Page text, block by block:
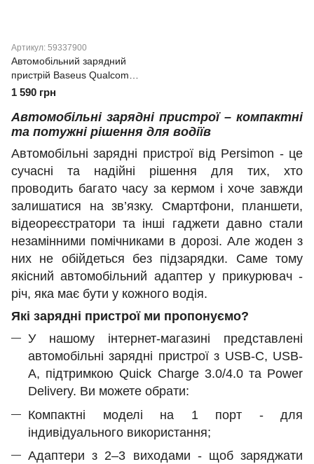
Артикул: 59337900
Автомобільний зарядний
пристрій Baseus Qualcomm
Quick Charge 5 Technology
C+C+U 160W
1 590 грн
Автомобільні зарядні пристрої – компактні
та потужні рішення для водіїв
Автомобільні зарядні пристрої від Persimon - це
сучасні та надійні рішення для тих, хто
проводить багато часу за кермом і хоче завжди
залишатися на зв’язку. Смартфони, планшети,
відеореєстратори та інші гаджети давно стали
незамінними помічниками в дорозі. Але жоден з
них не обійдеться без підзарядки. Саме тому
якісний автомобільний адаптер у прикурювач -
річ, яка має бути у кожного водія.
Які зарядні пристрої ми пропонуємо?
У нашому інтернет-магазині представлені
автомобільні зарядні пристрої з USB-C, USB-
A, підтримкою Quick Charge 3.0/4.0 та Power
Delivery. Ви можете обрати:
Компактні моделі на 1 порт - для
індивідуального використання;
Адаптери з 2–3 виходами - щоб заряджати